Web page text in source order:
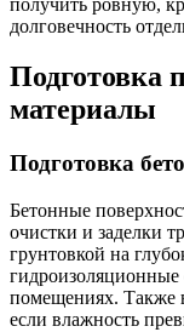
долговечность
Подготовка
материалы
Подготовка
Бетонные
очистки и заделки
грунтовкой на
гидроизоляционные
помещениях. Также
если влажность